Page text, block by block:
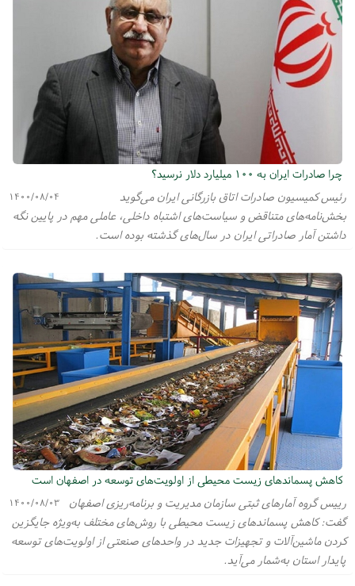
چرا صادرات ایران به ۱۰۰ میلیارد دلار نرسید؟
۱۴۰۰/۰۸/۰۴
رئیس کمیسیون صادرات اتاق بازرگانی ایران می‌گوید
بخش‌نامه‌های متناقض و سیاست‌های اشتباه داخلی، عاملی مهم در پایین نگه
داشتن آمار صادراتی ایران در سال‌های گذشته بوده است.
کاهش پسماندهای زیست محیطی از اولویت‌های توسعه در اصفهان است
۱۴۰۰/۰۸/۰۳
رییس گروه آمارهای ثبتی سازمان مدیریت و برنامه‌ریزی اصفهان
گفت: کاهش پسماندهای زیست محیطی با روش‌های مختلف به‌ویژه جایگزین
کردن ماشین‌آلات و تجهیزات جدید در واحدهای صنعتی از اولویت‌های توسعه
پایدار استان به‌شمار می‌آید.